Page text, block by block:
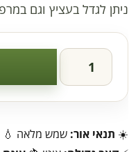
ניתן לגדל בעציץ וגם
☀️ תנאי אור: שמש מלאה 💧